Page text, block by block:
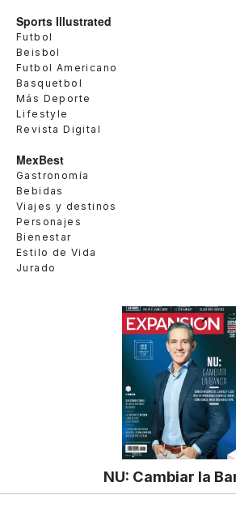
Sports Illustrated
Futbol
Beisbol
Futbol Americano
Basquetbol
Más Deporte
Lifestyle
Revista Digital
MexBest
Gastronomía
Bebidas
Viajes y destinos
Personajes
Bienestar
Estilo de Vida
Jurado
NU: Cambiar la